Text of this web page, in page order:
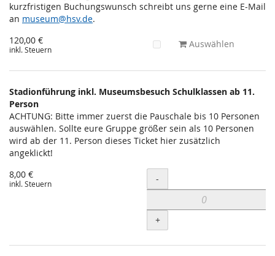
kurzfristigen Buchungswunsch schreibt uns gerne eine E-Mail
an museum@hsv.de.
120,00 €
inkl. Steuern Auswählen
Stadionführung inkl. Museumsbesuch Schulklassen ab 11.
Person
ACHTUNG: Bitte immer zuerst die Pauschale bis 10 Personen
auswählen. Sollte eure Gruppe größer sein als 10 Personen
wird ab der 11. Person dieses Ticket hier zusätzlich
angeklickt!
8,00 €
inkl. Steuern Menge
-
+